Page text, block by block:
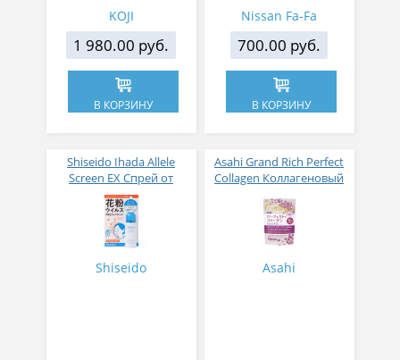
KOJI
1 980.00 руб.
В КОРЗИНУ
Nissan Fa-Fa
700.00 руб.
В КОРЗИНУ
Shiseido Ihada Allele
Screen EX Спрей от
вирусов и аллергий 50
гр
Shiseido
Asahi Grand Rich Perfect
Collagen Коллагеновый
плацентой и
изофлавонами сои 228
гр
Asahi